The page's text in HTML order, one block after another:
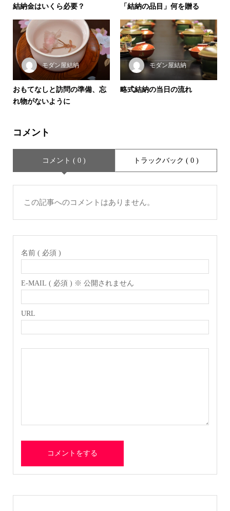
結納金はいくら必要？ 「結納の品目」何を贈る
モダン屋結納
おもてなしと訪問の準備、忘
れ物がないように
モダン屋結納
略式結納の当日の流れ
コメント
コメント ( 0 ) トラックバック ( 0 )
この記事へのコメントはありません。
名前 ( 必須 )
E-MAIL ( 必須 ) ※ 公開されません
URL